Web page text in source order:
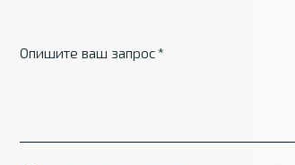
Опишите ваш запрос